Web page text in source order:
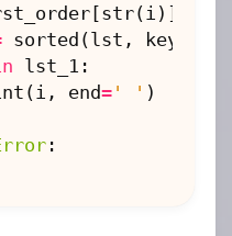
[str( i )]
sorted (lst , key
lst_1 :
( i , end=' ' )
: